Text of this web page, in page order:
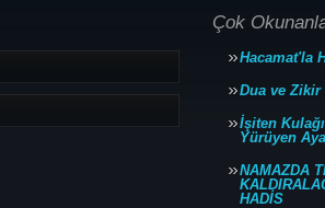
Çok
Hacamat'la
Dua ve Zikir
İşiten
Yürüyen
NAMAZDA
HADİS